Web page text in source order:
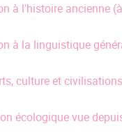
à l'histoire ancienne
à la linguistique
culture et
écologique vue